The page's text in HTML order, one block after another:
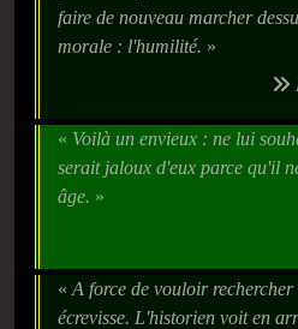
faire de nouveau marcher
morale : l'humilité. »
« Voilà un envieux : ne lui
serait jaloux d'eux parce qu'il
âge. »
« A force de vouloir
écrevisse. L'historien voit en